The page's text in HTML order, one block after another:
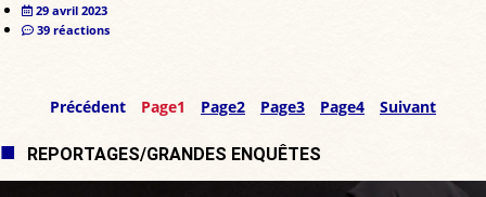
29 avril 2023
39 réactions
Précédent Page1 Page2 Page3 Page4 Suivant
REPORTAGES/GRANDES ENQUÊTES